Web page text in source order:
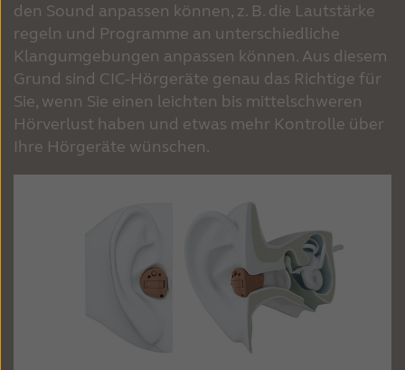
den Sound anpassen können, z. B. die Lautstärke
regeln und Programme an unterschiedliche
Klangumgebungen anpassen können. Aus diesem
Grund sind CIC-Hörgeräte genau das Richtige für
Sie, wenn Sie einen leichten bis mittelschweren
Hörverlust haben und etwas mehr Kontrolle über
Ihre Hörgeräte wünschen.